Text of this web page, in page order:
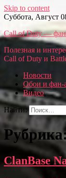
Skip to content
Суббота, Август
Call of Duty —
Полезная и
Call of Duty и
Новости
Обои и фан-
Видео
Найти:
ClanBase